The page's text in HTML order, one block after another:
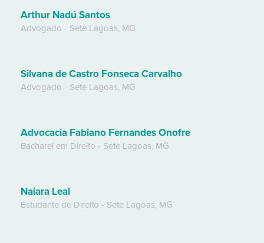
Arthur Nadú Santos
Advogado - Sete Lagoas, MG
Silvana de Castro Fonseca Carvalho
Advogado - Sete Lagoas, MG
Advocacia Fabiano Fernandes Onofre
Bacharel em Direito - Sete Lagoas, MG
Naiara Leal
Estudante de Direito - Sete Lagoas, MG